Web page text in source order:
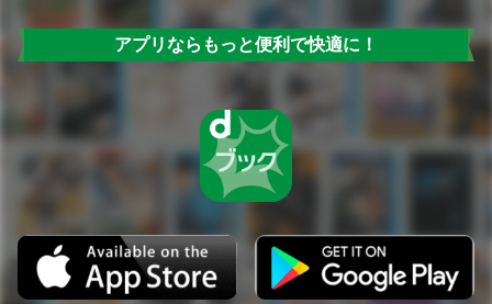
アプリならもっと便利で快適に！